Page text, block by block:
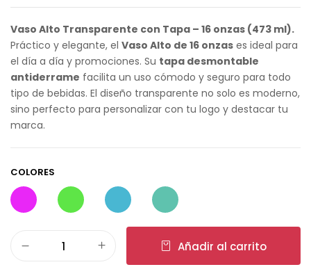
Vaso Alto Transparente con Tapa – 16 onzas (473 ml).
Práctico y elegante, el Vaso Alto de 16 onzas es ideal para
el día a día y promociones. Su tapa desmontable
antiderrame facilita un uso cómodo y seguro para todo
tipo de bebidas. El diseño transparente no solo es moderno,
sino perfecto para personalizar con tu logo y destacar tu
marca.
COLORES
Añadir al carrito